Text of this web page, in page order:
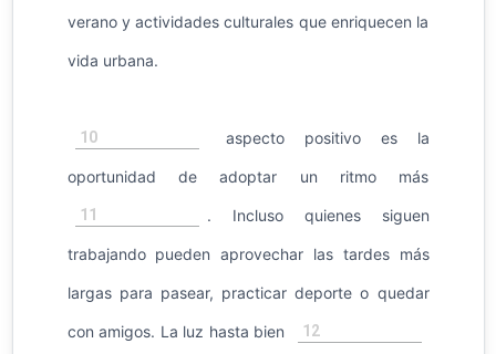
verano y actividades culturales que enriquecen la
vida urbana.
10 aspecto positivo es la
oportunidad de adoptar un ritmo más
11 . Incluso quienes siguen
trabajando pueden aprovechar las tardes más
largas para pasear, practicar deporte o quedar
con amigos. La luz hasta bien 12